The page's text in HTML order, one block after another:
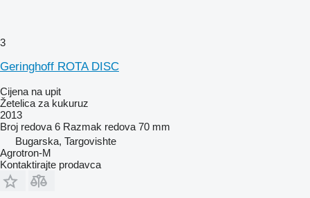
3
Geringhoff ROTA DISC
Cijena na upit
Žetelica za kukuruz
2013
Broj redova 6 Razmak redova 70 mm
Bugarska, Targovishte
Agrotron-M
Kontaktirajte prodavca